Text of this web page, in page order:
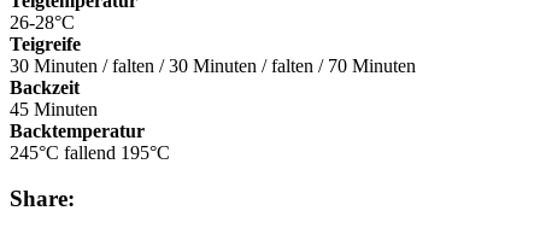
26-28°C
Teigreife
30 Minuten / falten / 30 Minuten / falten / 70 Minuten
Backzeit
45 Minuten
Backtemperatur
245°C fallend 195°C
Share: